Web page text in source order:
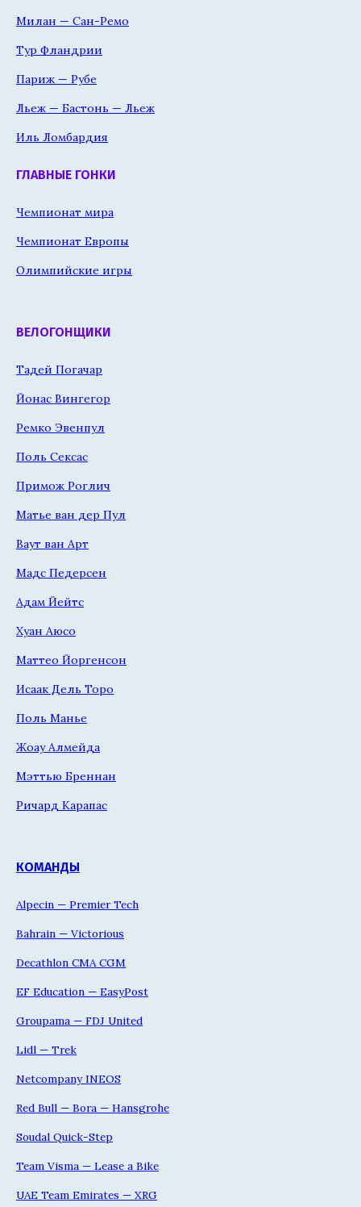
Милан — Сан-Ремо
Тур Фландрии
Париж — Рубе
Льеж — Бастонь — Льеж
Иль Ломбардия
ГЛАВНЫЕ ГОНКИ
Чемпионат мира
Чемпионат Европы
Олимпийские игры
ВЕЛОГОНЩИКИ
Тадей Погачар
Йонас Вингегор
Ремко Эвенпул
Поль Сексас
Примож Роглич
Матье ван дер Пул
Ваут ван Арт
Мадс Педерсен
Адам Йейтс
Хуан Аюсо
Маттео Йоргенсон
Исаак Дель Торо
Поль Манье
Жоау Алмейда
Мэттью Бреннан
Ричард Карапас
КОМАНДЫ
Alpecin — Premier Tech
Bahrain — Victorious
Decathlon CMA CGM
EF Education — EasyPost
Groupama — FDJ United
Lidl — Trek
Netcompany INEOS
Red Bull — Bora — Hansgrohe
Soudal Quick-Step
Team Visma — Lease a Bike
UAE Team Emirates — XRG